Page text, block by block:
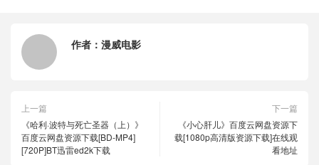
作者： 漫威电影
上一篇
《哈利·波特与死亡圣器（上）》
百度云网盘资源下载[BD-MP4]
[720P]BT迅雷ed2k下载
下一篇
《小心肝儿》百度云网盘资源下
载[1080p高清版资源下载]在线观
看地址